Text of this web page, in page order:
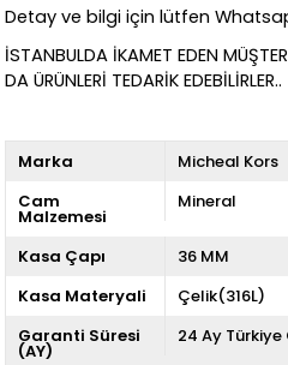
Detay ve bilgi için lütfen
İSTANBULDA İKAMET EDEN
DA ÜRÜNLERİ TEDARİK EDEBİLİRLER..
Marka
Micheal Kors
Cam
Malzemesi
Mineral
Kasa Çapı
36 MM
Kasa Materyali
Çelik(316L)
Garanti Süresi
(AY)
24 Ay